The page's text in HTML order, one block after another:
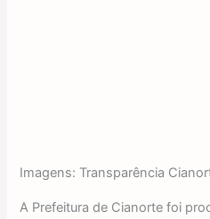
Imagens: Transparência
A Prefeitura de Cianorte foi